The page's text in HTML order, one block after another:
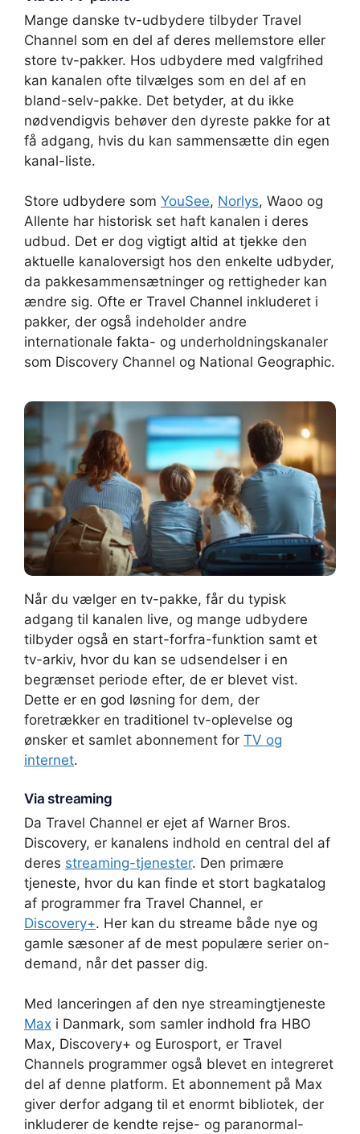
Mange danske tv-udbydere tilbyder Travel
Channel som en del af deres mellemstore eller
store tv-pakker. Hos udbydere med valgfrihed
kan kanalen ofte tilvælges som en del af en
bland-selv-pakke. Det betyder, at du ikke
nødvendigvis behøver den dyreste pakke for at
få adgang, hvis du kan sammensætte din egen
kanal-liste.
Store udbydere som YouSee, Norlys, Waoo og
Allente har historisk set haft kanalen i deres
udbud. Det er dog vigtigt altid at tjekke den
aktuelle kanaloversigt hos den enkelte udbyder,
da pakkesammensætninger og rettigheder kan
ændre sig. Ofte er Travel Channel inkluderet i
pakker, der også indeholder andre
internationale fakta- og underholdningskanaler
som Discovery Channel og National Geographic.
Når du vælger en tv-pakke, får du typisk
adgang til kanalen live, og mange udbydere
tilbyder også en start-forfra-funktion samt et
tv-arkiv, hvor du kan se udsendelser i en
begrænset periode efter, de er blevet vist.
Dette er en god løsning for dem, der
foretrækker en traditionel tv-oplevelse og
ønsker et samlet abonnement for TV og
internet.
Via streaming
Da Travel Channel er ejet af Warner Bros.
Discovery, er kanalens indhold en central del af
deres streaming-tjenester. Den primære
tjeneste, hvor du kan finde et stort bagkatalog
af programmer fra Travel Channel, er
Discovery+. Her kan du streame både nye og
gamle sæsoner af de mest populære serier on-
demand, når det passer dig.
Med lanceringen af den nye streamingtjeneste
Max i Danmark, som samler indhold fra HBO
Max, Discovery+ og Eurosport, er Travel
Channels programmer også blevet en integreret
del af denne platform. Et abonnement på Max
giver derfor adgang til et enormt bibliotek, der
inkluderer de kendte rejse- og paranormal-